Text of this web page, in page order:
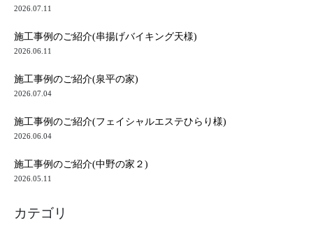
2026.07.11
施工事例のご紹介(串揚げバイキング天様)
2026.06.11
施工事例のご紹介(泉平の家)
2026.07.04
施工事例のご紹介(フェイシャルエステひらり様)
2026.06.04
施工事例のご紹介(中野の家２)
2026.05.11
カテゴリ